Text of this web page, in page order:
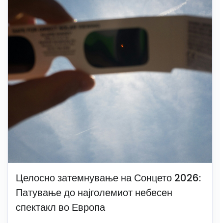
Целосно затемнување на Сонцето 2026:
Патување до најголемиот небесен
спектакл во Европа